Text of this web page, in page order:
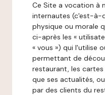
Ce Site a vocation à
internautes (c'est-à-
physique ou morale
ci-après les «
« vous ») qui l'utilise
permettant de
restaurant, les
que ses actualités,
par des clients du